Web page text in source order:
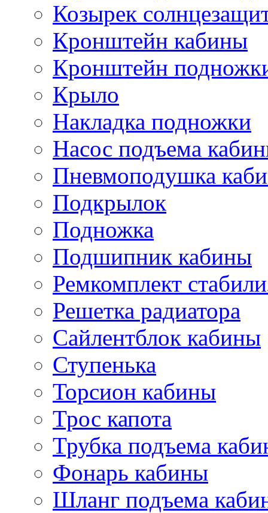
Козырек
Кронштейн кабины
Кронштейн
Крыло
Накладка подножки
Насос подъема
Пневмоподушка
Подкрылок
Подножка
Подшипник кабины
Ремкомплект
Решетка радиатора
Сайлентблок кабины
Ступенька
Торсион кабины
Трос капота
Трубка подъема
Фонарь кабины
Шланг подъема